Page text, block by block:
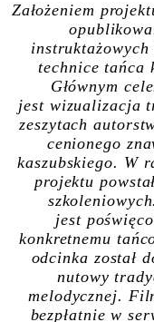
Założeniem
technice tańca
Głównym
jest wizualizacja
zeszytach
cenionego
kaszubskiego. W
projektu
jest
konkretnemu
odcinka został
nutowy
melodycznej.
bezpłatnie w